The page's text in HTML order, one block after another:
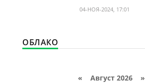
04-НОЯ-2024, 17:01
ОБЛАКО
« Август 2026 »